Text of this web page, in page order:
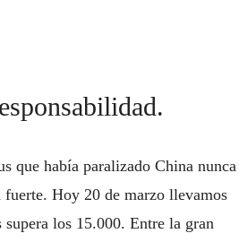
que había paralizado China nunca
fuerte. Hoy 20 de marzo llevamos
los 15.000. Entre la gran